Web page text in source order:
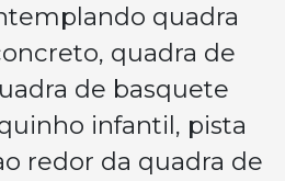
quadra
quadra de
de basquete
infantil, pista
redor da quadra de